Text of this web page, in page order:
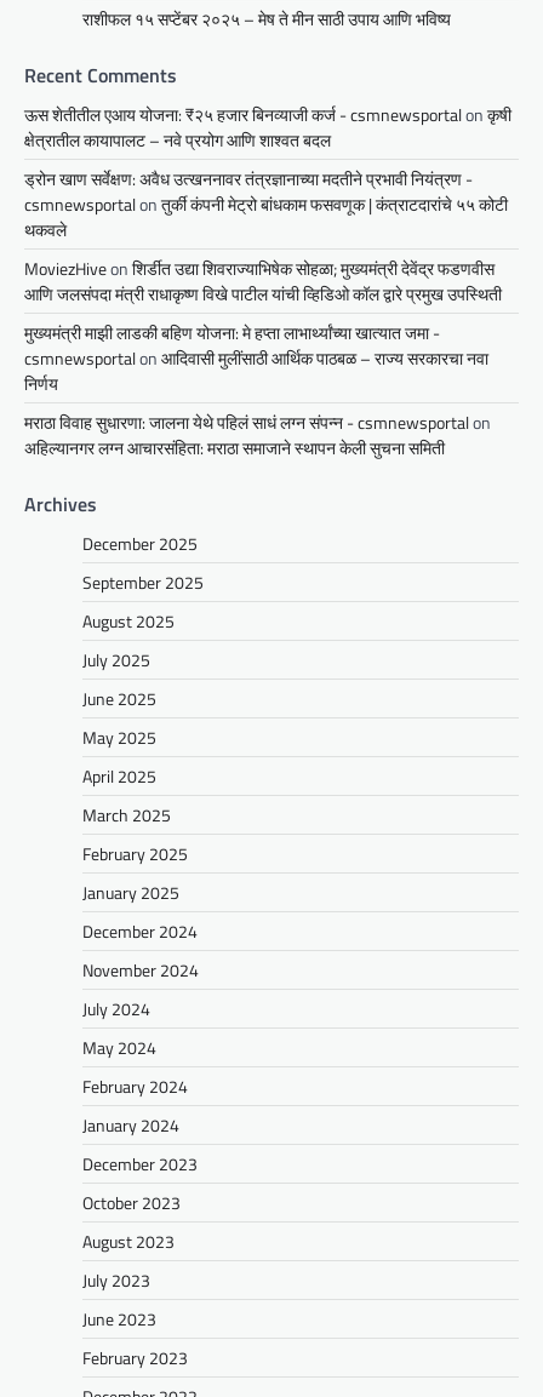
राशीफल १५ सप्टेंबर २०२५ – मेष ते मीन साठी उपाय आणि भविष्य
Recent Comments
ऊस शेतीतील एआय योजना: ₹२५ हजार बिनव्याजी कर्ज - csmnewsportalonकृषी
क्षेत्रातील कायापालट – नवे प्रयोग आणि शाश्वत बदल
ड्रोन खाण सर्वेक्षण: अवैध उत्खननावर तंत्रज्ञानाच्या मदतीने प्रभावी नियंत्रण -
csmnewsportalonतुर्की कंपनी मेट्रो बांधकाम फसवणूक | कंत्राटदारांचे ५५ कोटी
थकवले
MoviezHiveonशिर्डीत उद्या शिवराज्याभिषेक सोहळा; मुख्यमंत्री देवेंद्र फडणवीस
आणि जलसंपदा मंत्री राधाकृष्ण विखे पाटील यांची व्हिडिओ कॉल द्वारे प्रमुख उपस्थिती
मुख्यमंत्री माझी लाडकी बहिण योजना: मे हप्ता लाभार्थ्यांच्या खात्यात जमा -
csmnewsportalonआदिवासी मुलींसाठी आर्थिक पाठबळ – राज्य सरकारचा नवा
निर्णय
मराठा विवाह सुधारणा: जालना येथे पहिलं साधं लग्न संपन्न - csmnewsportalon
अहिल्यानगर लग्न आचारसंहिता: मराठा समाजाने स्थापन केली सुचना समिती
Archives
December 2025
September 2025
August 2025
July 2025
June 2025
May 2025
April 2025
March 2025
February 2025
January 2025
December 2024
November 2024
July 2024
May 2024
February 2024
January 2024
December 2023
October 2023
August 2023
July 2023
June 2023
February 2023